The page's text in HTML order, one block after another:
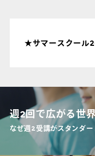
★サマースクール
週2回で広がる世
なぜ週2受講がスタンダー